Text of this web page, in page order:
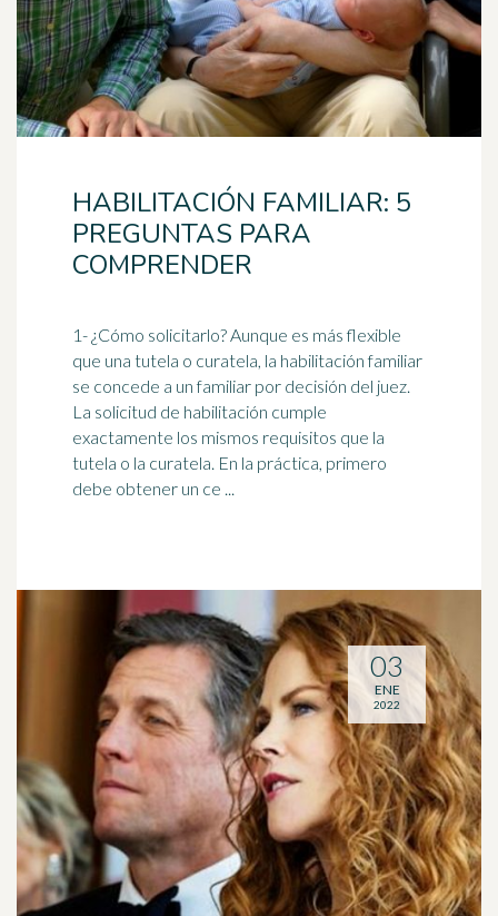
HABILITACIÓN FAMILIAR: 5
PREGUNTAS PARA
COMPRENDER
1- ¿Cómo solicitarlo? Aunque es más flexible
que una tutela o curatela, la habilitación familiar
se concede a un familiar por decisión del juez.
La solicitud de habilitación cumple
exactamente los mismos requisitos que la
tutela o la curatela. En la práctica, primero
debe obtener un ce ...
03
ENE
2022